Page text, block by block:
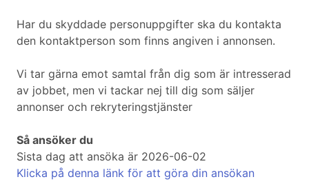
Har du skyddade personuppgifter ska du kontakta
den kontaktperson som finns angiven i annonsen.
Vi tar gärna emot samtal från dig som är intresserad
av jobbet, men vi tackar nej till dig som säljer
annonser och rekryteringstjänster
Så ansöker du
Sista dag att ansöka är 2026-06-02
Klicka på denna länk för att göra din ansökan